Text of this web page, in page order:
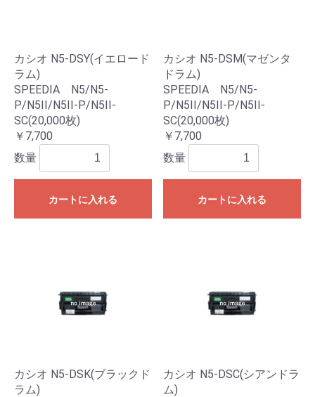
カシオ N5-DSY(イエロード
ラム)
SPEEDIA N5/N5-
P/N5II/N5II-P/N5II-
SC(20,000枚)
￥7,700
数量
カートに入れる
カシオ N5-DSM(マゼンタ
ドラム)
SPEEDIA N5/N5-
P/N5II/N5II-P/N5II-
SC(20,000枚)
￥7,700
数量
カートに入れる
カシオ N5-DSK(ブラックド
ラム)
カシオ N5-DSC(シアンドラ
ム)